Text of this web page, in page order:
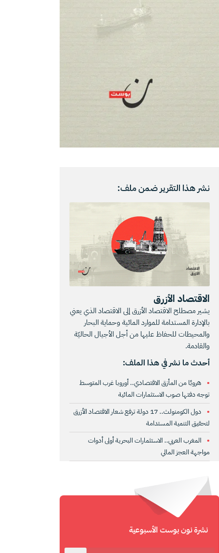
نشر هذا التقرير ضمن ملف:
الاقتصاد الأزرق
يشير مصطلح الاقتصاد الأزرق إلى الاقتصاد الذي يعني
بالإدارة المستدامة للموارد المائية وحماية البحار
والمحيطات للحفاظ عليها من أجل الأجيال الحاليّة
والقادمة.
أحدث ما نشر في هذا الملف:
هروبًا من المأزق الاقتصادي.. أوروبا غرب المتوسط
توجه دفتها صوب الاستثمارات المائية
دول الكومنولث.. 17 دولة ترفع شعار الاقتصاد الأزرق
لتحقيق التنمية المستدامة
المغرب العربي.. الاستثمارات البحرية أولى أدوات
مواجهة العجز المالي
نشرة نون بوست الأسبوعية